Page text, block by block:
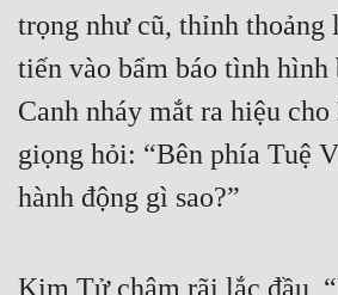
Ngự Thú
Truyện Nam
Truyện Nữ
Vô Địch Lưu
trọng như cũ, thỉnh thoảng
tiến vào bẩm báo tình hình
Canh nháy mắt ra hiệu
giọng hỏi: “Bên phía Tuệ
hành động gì sao?”
Kim Tử chậm rãi lắc đầu,